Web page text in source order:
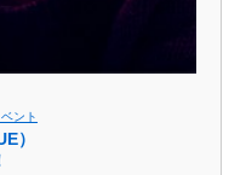
ント
）